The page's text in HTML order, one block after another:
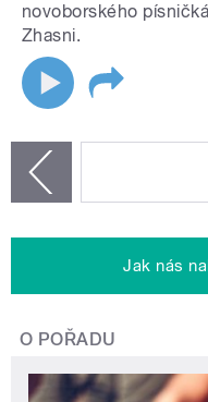
novoborského
Zhasni.
Jak nás
O POŘADU